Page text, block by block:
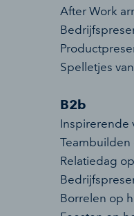
After Work
Spelletjes
B2b
Inspirerende
Relatiedag
Borrelen op